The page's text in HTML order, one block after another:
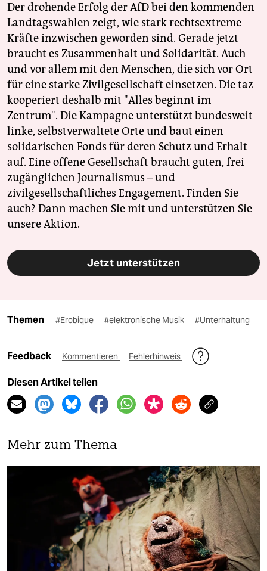
Der drohende Erfolg der AfD bei den kommenden
Landtagswahlen zeigt, wie stark rechtsextreme
Kräfte inzwischen geworden sind. Gerade jetzt
braucht es Zusammenhalt und Solidarität. Auch
und vor allem mit den Menschen, die sich vor Ort
für eine starke Zivilgesellschaft einsetzen. Die taz
kooperiert deshalb mit "Alles beginnt im
Zentrum". Die Kampagne unterstützt bundesweit
linke, selbstverwaltete Orte und baut einen
solidarischen Fonds für deren Schutz und Erhalt
auf. Eine offene Gesellschaft braucht guten, frei
zugänglichen Journalismus – und
zivilgesellschaftliches Engagement. Finden Sie
auch? Dann machen Sie mit und unterstützen Sie
unsere Aktion.
Jetzt unterstützen
Themen #Erobique #elektronische Musik #Unterhaltung
Feedback Kommentieren Fehlerhinweis
Diesen Artikel teilen
Mehr zum Thema